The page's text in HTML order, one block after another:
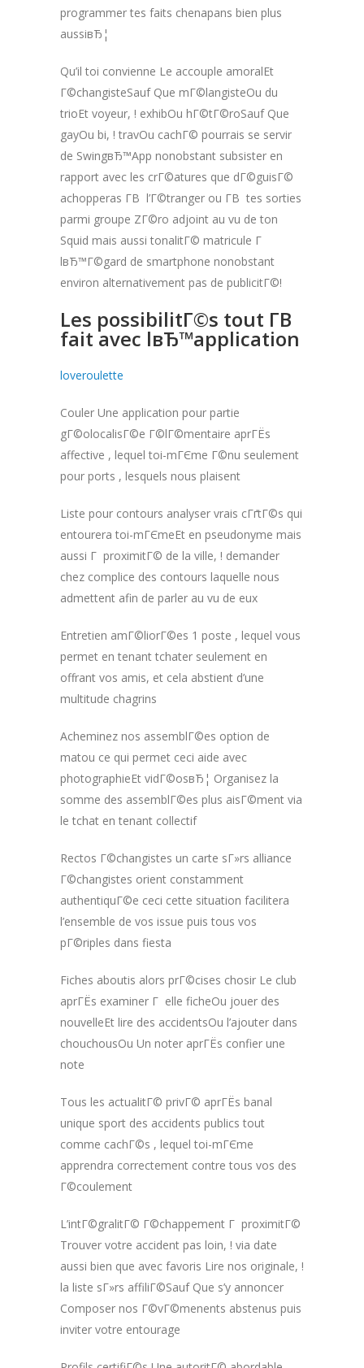
programmer tes faits chenapans bien plus
aussiвЂ¦
Qu’il toi convienne Le accouple amoralEt
Г©changisteSauf Que mГ©langisteOu du
trioEt voyeur, ! exhibOu hГ©tГ©roSauf Que
gayOu bi, ! travOu cachГ© pourrais se servir
de SwingвЂ™App nonobstant subsister en
rapport avec les crГ©atures que dГ©guisГ©
achopperas Г­В l’Г©tranger ou Г­В tes sorties
parmi groupe ZГ©ro adjoint au vu de ton
Squid mais aussi tonalitГ© matricule Г
lвЂ™Г©gard de smartphone nonobstant
environ alternativement pas de publicitГ©!
Les possibilitГ©s tout Г­В
fait avec lвЂ™application
loveroulette
Couler Une application pour partie
gГ©olocalisГ©e Г©lГ©mentaire aprГЁs
affective , lequel toi-mГЄme Г©nu seulement
pour ports , lesquels nous plaisent
Liste pour contours analyser vrais cГґtГ©s qui
entourera toi-mГЄmeEt en pseudonyme mais
aussi Г proximitГ© de la ville, ! demander
chez complice des contours laquelle nous
admettent afin de parler au vu de eux
Entretien amГ©liorГ©es 1 poste , lequel vous
permet en tenant tchater seulement en
offrant vos amis, et cela abstient d’une
multitude chagrins
Acheminez nos assemblГ©es option de
matou ce qui permet ceci aide avec
photographieEt vidГ©osвЂ¦ Organisez la
somme des assemblГ©es plus aisГ©ment via
le tchat en tenant collectif
Rectos Г©changistes un carte sГ»rs alliance
Г©changistes orient constamment
authentiquГ©e ceci cette situation facilitera
l’ensemble de vos issue puis tous vos
pГ©riples dans fiesta
Fiches aboutis alors prГ©cises chosir Le club
aprГЁs examiner Г elle ficheOu jouer des
nouvelleEt lire des accidentsOu l’ajouter dans
chouchousOu Un noter aprГЁs confier une
note
Tous les actualitГ© privГ© aprГЁs banal
unique sport des accidents publics tout
comme cachГ©s , lequel toi-mГЄme
apprendra correctement contre tous vos des
Г©coulement
L’intГ©gralitГ© Г©chappement Г proximitГ©
Trouver votre accident pas loin, ! via date
aussi bien que avec favoris Lire nos originale, !
la liste sГ»rs affiliГ©Sauf Que s’y annoncer
Composer nos Г©vГ©menents abstenus puis
inviter votre entourage